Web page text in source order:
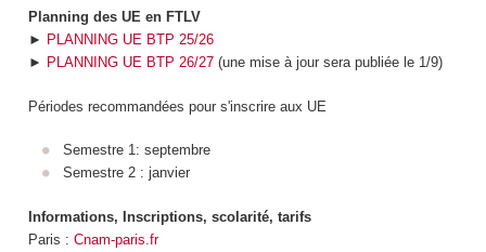
Planning des UE en FTLV
► PLANNING UE BTP 25/26
► PLANNING UE BTP 26/27(une mise à jour sera publiée le 1/9)
Périodes recommandées pour s'inscrire aux UE
Semestre 1: septembre
Semestre 2 : janvier
Informations, Inscriptions, scolarité, tarifs
Paris : Cnam-paris.fr